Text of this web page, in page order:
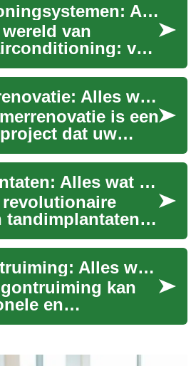
Airconditioningsystemen: Alles wat u moet weten
van
van
modellen tot
Lees
Badkamerrenovatie: Alles wat u moet weten
is een
dat uw
kan
en de waarde
ka...
Tandimplantaten: Alles wat u moet weten
tandimplantaten,
oplossing voor
tanden. Deze
w...
Woningontruiming: Alles wat u moet weten
kan
en
taak zijn, of het
het leegruimen
na een...